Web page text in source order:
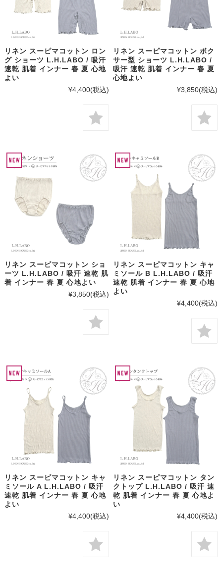
リネン スーピマコットン ロン
グ ショーツ L.H.LABO / 吸汗
速乾 肌着 インナー 春 夏 心地
よい
¥4,400(税込)
リネン スーピマコットン ボク
サー型 ショーツ L.H.LABO /
吸汗 速乾 肌着 インナー 春 夏
心地よい
¥3,850(税込)
リネン スーピマコットン ショ
ーツ L.H.LABO / 吸汗 速乾 肌
着 インナー 春 夏 心地よい
¥3,850(税込)
リネン スーピマコットン キャ
ミソール B L.H.LABO / 吸汗
速乾 肌着 インナー 春 夏 心地
よい
¥4,400(税込)
リネン スーピマコットン キャ
ミソール A L.H.LABO / 吸汗
速乾 肌着 インナー 春 夏 心地
よい
¥4,400(税込)
リネン スーピマコットン タン
クトップ L.H.LABO / 吸汗 速
乾 肌着 インナー 春 夏 心地よ
い
¥4,400(税込)